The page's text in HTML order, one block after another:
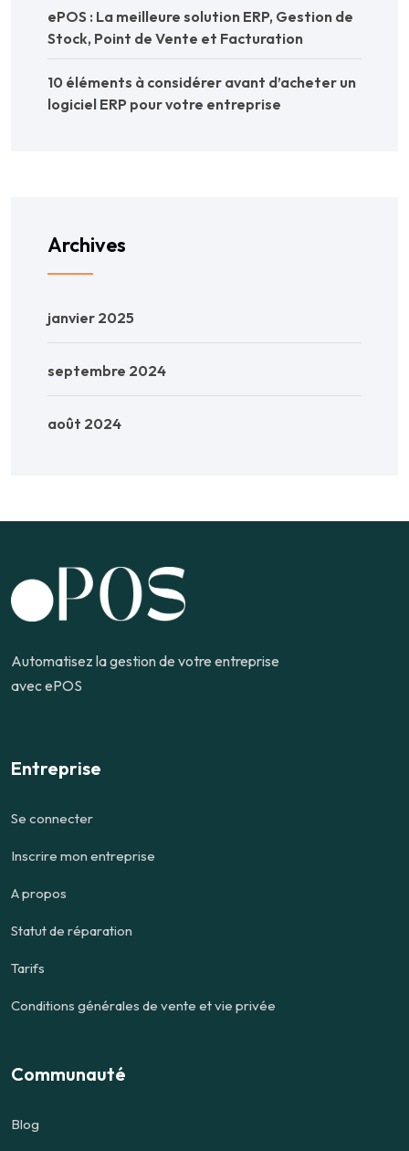
ePOS : La meilleure solution ERP, Gestion de
Stock, Point de Vente et Facturation
10 éléments à considérer avant d’acheter un
logiciel ERP pour votre entreprise
Archives
janvier 2025
septembre 2024
août 2024
Automatisez la gestion de votre entreprise
avec ePOS
Entreprise
Se connecter
Inscrire mon entreprise
A propos
Statut de réparation
Tarifs
Conditions générales de vente et vie privée
Communauté
Blog